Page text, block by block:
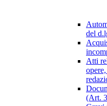
del
Atti
(Art.